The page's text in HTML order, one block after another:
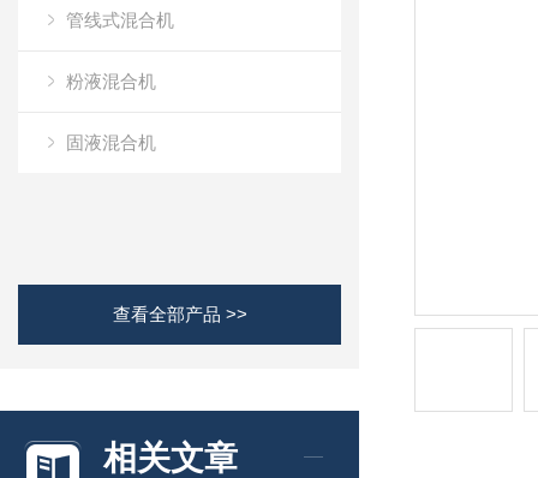
管线式混合机
粉液混合机
固液混合机
查看全部产品 >>
相关文章